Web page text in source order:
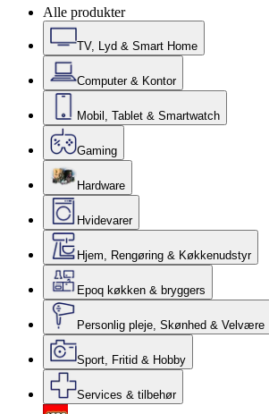
Alle produkter
TV, Lyd & Smart Home
Computer & Kontor
Mobil, Tablet & Smartwatch
Gaming
Hardware
Hvidevarer
Hjem, Rengøring & Køkkenudstyr
Epoq køkken & bryggers
Personlig pleje, Skønhed & Velvære
Sport, Fritid & Hobby
Services & tilbehør